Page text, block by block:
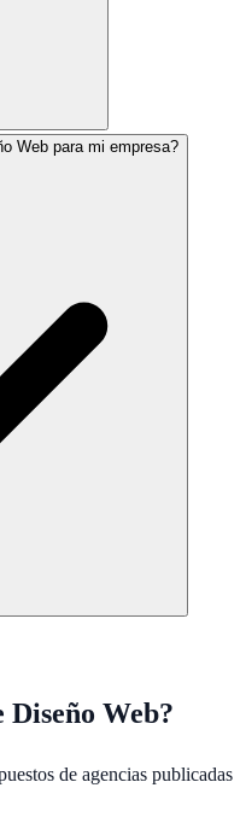
Web para mi empresa?
Diseño Web?
de agencias publicadas